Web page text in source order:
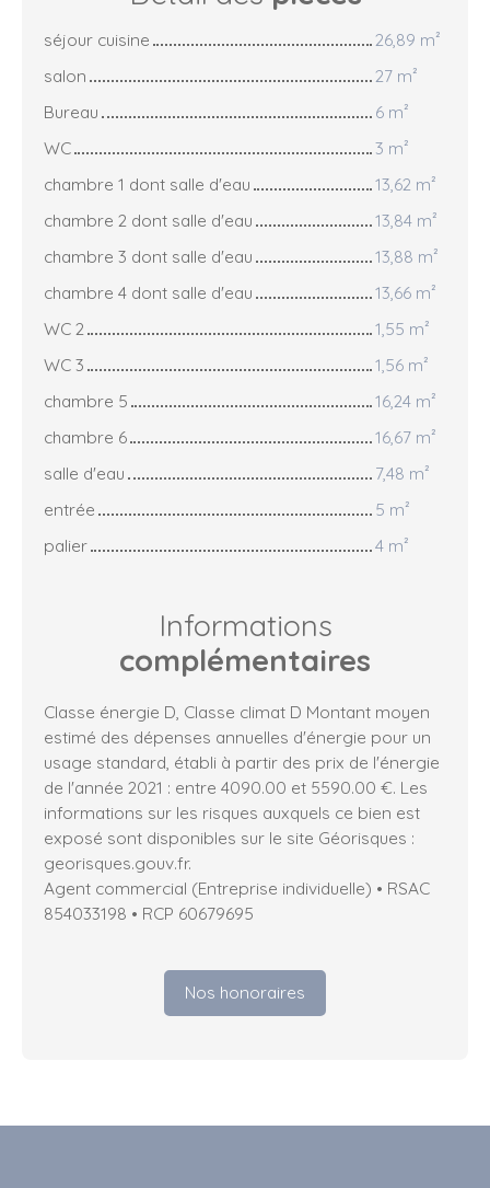
séjour cuisine
26,89 m²
salon
27 m²
Bureau
6 m²
WC
3 m²
chambre 1 dont salle d'eau
13,62 m²
chambre 2 dont salle d'eau
13,84 m²
chambre 3 dont salle d'eau
13,88 m²
chambre 4 dont salle d'eau
13,66 m²
WC 2
1,55 m²
WC 3
1,56 m²
chambre 5
16,24 m²
chambre 6
16,67 m²
salle d'eau
7,48 m²
entrée
5 m²
palier
4 m²
Informations
complémentaires
Classe énergie D, Classe climat D Montant moyen
estimé des dépenses annuelles d'énergie pour un
usage standard, établi à partir des prix de l'énergie
de l'année 2021 : entre 4090.00 et 5590.00 €. Les
informations sur les risques auxquels ce bien est
exposé sont disponibles sur le site Géorisques :
georisques.gouv.fr.
Agent commercial (Entreprise individuelle) • RSAC
854033198 • RCP 60679695
Nos honoraires